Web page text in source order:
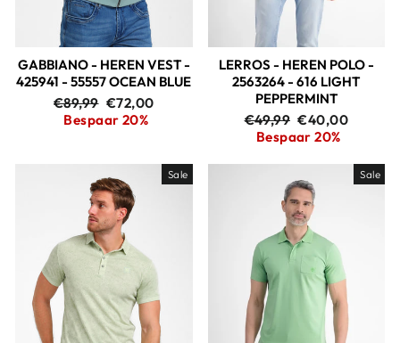
GABBIANO - HEREN VEST -
425941 - 55557 OCEAN BLUE
Adviesprijs
€89,99 Aanbiedingsprijs
€72,00
Bespaar 20%
LERROS - HEREN POLO -
2563264 - 616 LIGHT
PEPPERMINT
Adviesprijs
€49,99 €40,00
Bespaar 20%
Sale Sale